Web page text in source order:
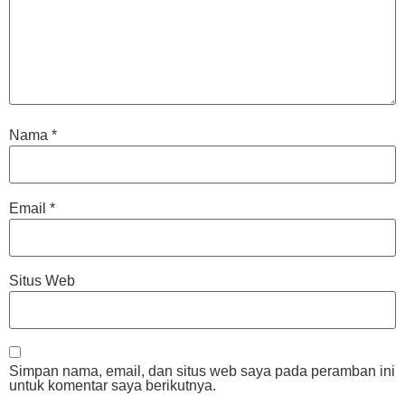
Nama *
Email *
Situs Web
Simpan nama, email, dan situs web saya pada peramban ini
untuk komentar saya berikutnya.